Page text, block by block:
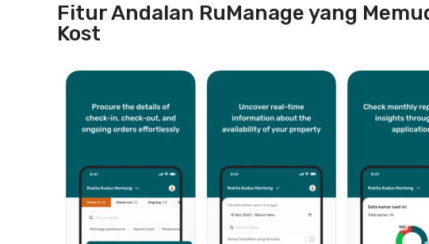
Fitur Andalan RuManage yang
Kost